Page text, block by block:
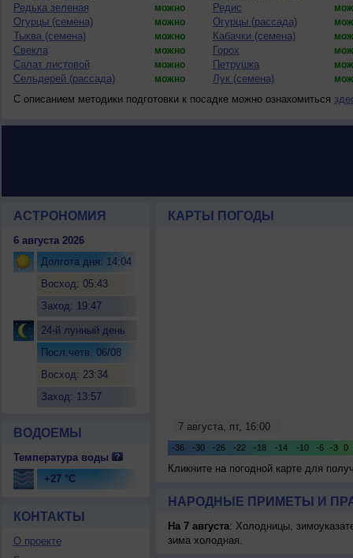
Редька зеленая можно Редис
Огурцы (семена) можно Огурцы (рассада)
Тыква (семена) можно Кабачки (семена)
Свекла можно Горох
Салат листовой можно Петрушка
Сельдерей (рассада) можно Лук (семена)
С описанием методики подготовки к посадке можно ознакомиться
АСТРОНОМИЯ
6 августа 2026
Долгота дня: 14:04
Восход: 05:43
Заход: 19:47
24-й лунный день
Посл.четв. 06/08
Восход: 23:34
Заход: 13:57
ВОДОЕМЫ
Температура воды
+27 °C
КОНТАКТЫ
О проекте
КАРТЫ ПОГОДЫ
Кликните на погодной карте для
НАРОДНЫЕ ПРИМЕТЫ И
На 7 августа: Холодницы,
зима холодная.